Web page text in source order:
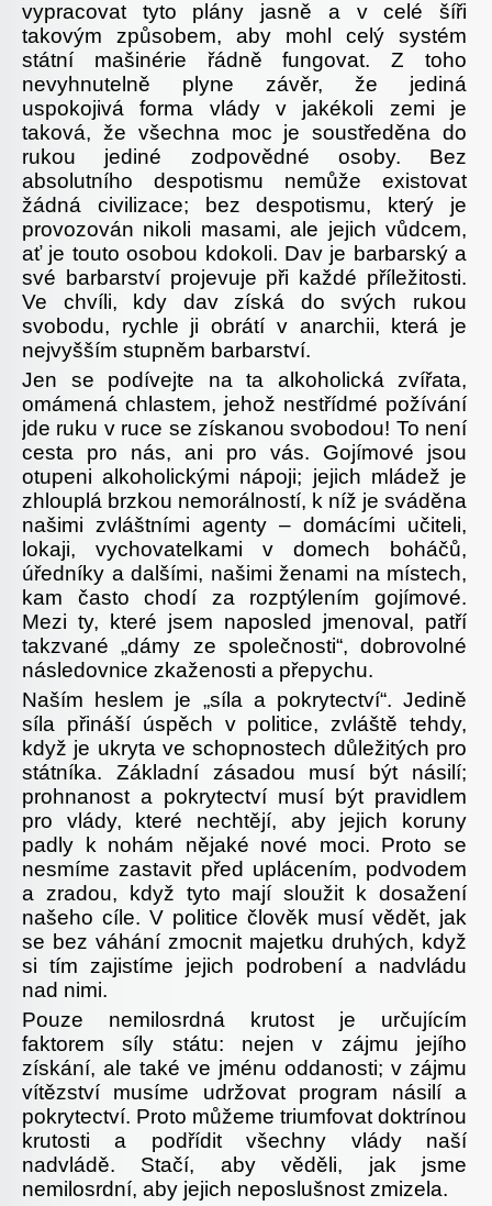
vypracovat tyto plány jasně a v celé šíři
takovým způsobem, aby mohl celý systém
státní mašinérie řádně fungovat. Z toho
nevyhnutelně plyne závěr, že jediná
uspokojivá forma vlády v jakékoli zemi je
taková, že všechna moc je soustředěna do
rukou jediné zodpovědné osoby. Bez
absolutního despotismu nemůže existovat
žádná civilizace; bez despotismu, který je
provozován nikoli masami, ale jejich vůdcem,
ať je touto osobou kdokoli. Dav je barbarský a
své barbarství projevuje při každé příležitosti.
Ve chvíli, kdy dav získá do svých rukou
svobodu, rychle ji obrátí v anarchii, která je
nejvyšším stupněm barbarství.
Jen se podívejte na ta alkoholická zvířata,
omámená chlastem, jehož nestřídmé požívání
jde ruku v ruce se získanou svobodou! To není
cesta pro nás, ani pro vás. Gojímové jsou
otupeni alkoholickými nápoji; jejich mládež je
zhlouplá brzkou nemorálností, k níž je sváděna
našimi zvláštními agenty – domácími učiteli,
lokaji, vychovatelkami v domech boháčů,
úředníky a dalšími, našimi ženami na místech,
kam často chodí za rozptýlením gojímové.
Mezi ty, které jsem naposled jmenoval, patří
takzvané „dámy ze společnosti“, dobrovolné
následovnice zkaženosti a přepychu.
Naším heslem je „síla a pokrytectví“. Jedině
síla přináší úspěch v politice, zvláště tehdy,
když je ukryta ve schopnostech důležitých pro
státníka. Základní zásadou musí být násilí;
prohnanost a pokrytectví musí být pravidlem
pro vlády, které nechtějí, aby jejich koruny
padly k nohám nějaké nové moci. Proto se
nesmíme zastavit před uplácením, podvodem
a zradou, když tyto mají sloužit k dosažení
našeho cíle. V politice člověk musí vědět, jak
se bez váhání zmocnit majetku druhých, když
si tím zajistíme jejich podrobení a nadvládu
nad nimi.
Pouze nemilosrdná krutost je určujícím
faktorem síly státu: nejen v zájmu jejího
získání, ale také ve jménu oddanosti; v zájmu
vítězství musíme udržovat program násilí a
pokrytectví. Proto můžeme triumfovat doktrínou
krutosti a podřídit všechny vlády naší
nadvládě. Stačí, aby věděli, jak jsme
nemilosrdní, aby jejich neposlušnost zmizela.